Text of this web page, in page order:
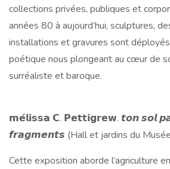
collections privées, publiques et
années 80 à aujourd’hui, sculptures,
installations et gravures sont
poétique nous plongeant au cœur de
surréaliste et baroque.
𝗺𝗲́𝗹𝗶𝘀𝘀𝗮 𝗖. 𝗣𝗲𝘁𝘁𝗶𝗴𝗿𝗲𝘄. 𝙩𝙤𝙣 𝙨𝙤𝙡
𝙛𝙧𝙖𝙜𝙢𝙚𝙣𝙩𝙨 (Hall et jardins du
Cette exposition aborde l’agriculture